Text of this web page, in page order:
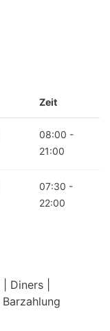
Zeit
08:00 -
21:00
07:30 -
22:00
| Diners
| Barzahlung